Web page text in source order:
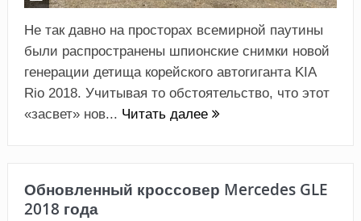
Не так давно на просторах всемирной паутины
были распространены шпионские снимки новой
генерации детища корейского автогиганта KIA
Rio 2018. Учитывая то обстоятельство, что этот
«засвет» нов... Читать далее
Обновленный кроссовер Mercedes GLE
2018 года